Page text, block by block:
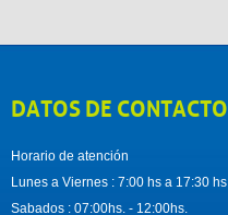
DATOS DE CONTACTO
Horario de atención
Lunes a Viernes : 7:00 hs a 17:30 hs
Sabados : 07:00hs. - 12:00hs.